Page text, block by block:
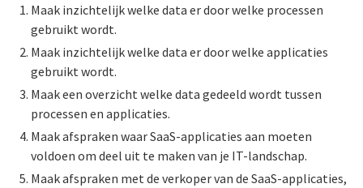
Maak inzichtelijk welke data er door welke processen
gebruikt wordt.
Maak inzichtelijk welke data er door welke applicaties
gebruikt wordt.
Maak een overzicht welke data gedeeld wordt tussen
processen en applicaties.
Maak afspraken waar SaaS-applicaties aan moeten
voldoen om deel uit te maken van je IT-landschap.
Maak afspraken met de verkoper van de SaaS-applicaties,